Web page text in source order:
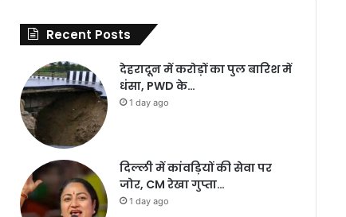
Recent Posts
देहरादून में करोड़ों का पुल बारिश में
धंसा, PWD के…
1 day ago
दिल्ली में कांवड़ियों की सेवा पर
जोर, CM रेखा गुप्ता…
1 day ago